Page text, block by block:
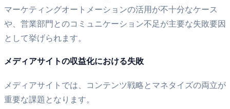
マーケティングオートメーションの活用が不十分なケース
や、営業部門とのコミュニケーション不足が主要な失敗要因
として挙げられます。
メディアサイトの収益化における失敗
メディアサイトでは、コンテンツ戦略とマネタイズの両立が
重要な課題となります。